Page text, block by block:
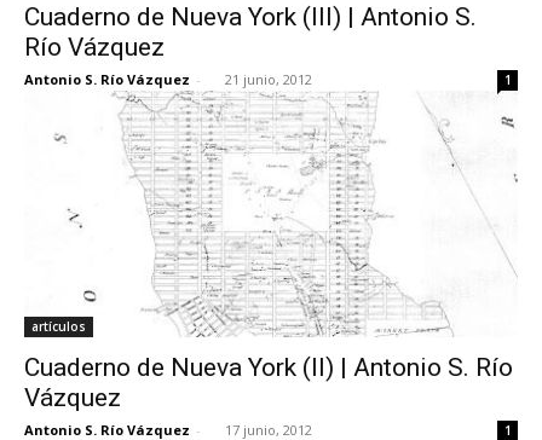
Cuaderno de Nueva York (III) | Antonio S.
Río Vázquez
Antonio S. Río Vázquez - 21 junio, 2012 1
artículos
Cuaderno de Nueva York (II) | Antonio S. Río
Vázquez
Antonio S. Río Vázquez - 17 junio, 2012 1